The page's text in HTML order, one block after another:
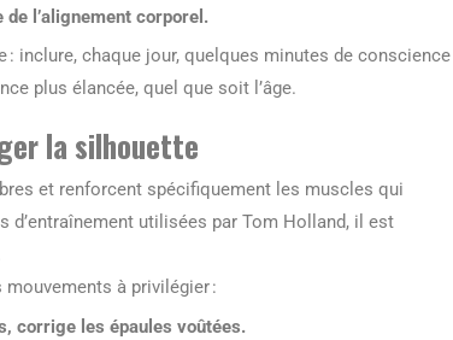
l’alignement corporel.
inclure, chaque jour, quelques minutes de conscience
plus élancée, quel que soit l’âge.
la silhouette
et renforcent spécifiquement les muscles qui
d’entraînement utilisées par Tom Holland, il est
à privilégier :
corrige les épaules voûtées.